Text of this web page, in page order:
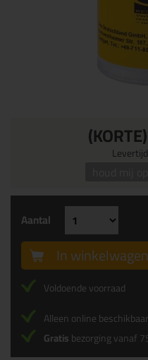
Aantal
In winkelwagen
Voldoende voorraad
Alleen online beschikbaar
Gratisbezorging vanaf